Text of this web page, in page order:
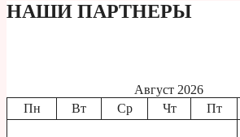
НАШИ ПАРТНЕРЫ
Август 2026
Пн
Вт Ср Чт Пт